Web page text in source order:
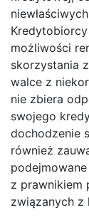
możliwości
skorzystania
walce z
nie zbiera
swojego
dochodzenie
również
z prawnikiem
związanych z